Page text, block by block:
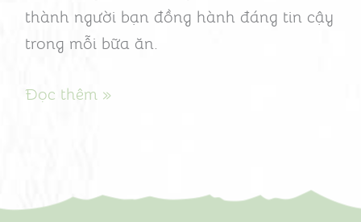
thành người bạn đồng hành đáng tin cậy
trong mỗi bữa ăn.
Đọc thêm »